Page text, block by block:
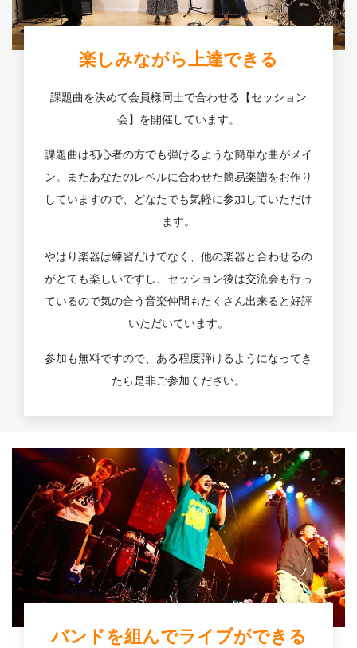
楽しみながら上達できる
課題曲を決めて会員様同士で合わせる【セッション
会】を開催しています。
課題曲は初心者の方でも弾けるような簡単な曲がメイ
ン。またあなたのレベルに合わせた簡易楽譜をお作り
していますので、どなたでも気軽に参加していただけ
ます。
やはり楽器は練習だけでなく、他の楽器と合わせるの
がとても楽しいですし、セッション後は交流会も行っ
ているので気の合う音楽仲間もたくさん出来ると好評
いただいています。
参加も無料ですので、ある程度弾けるようになってき
たら是非ご参加ください。
バンドを組んでライブができる